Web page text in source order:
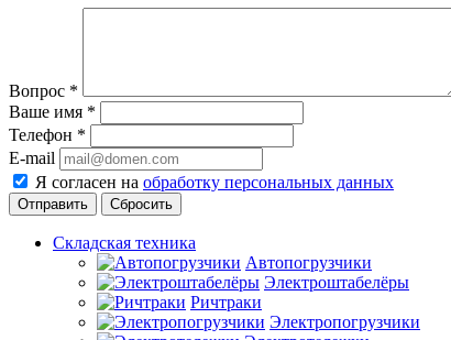
Вопрос *
Ваше имя *
Телефон *
E-mail
Я согласен на обработку персональных данных
Сбросить
Складская техника
Автопогрузчики
Электроштабелёры
Ричтраки
Электропогрузчики